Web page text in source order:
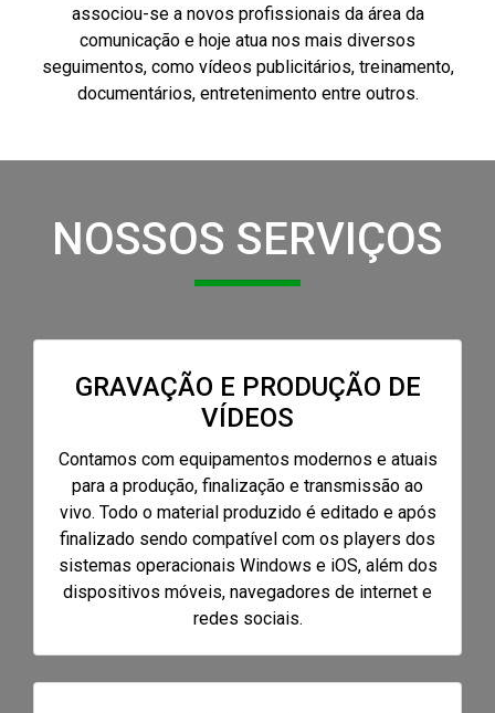
associou-se a novos profissionais da área da
comunicação e hoje atua nos mais diversos
seguimentos, como vídeos publicitários, treinamento,
documentários, entretenimento entre outros.
NOSSOS SERVIÇOS
GRAVAÇÃO E PRODUÇÃO DE
VÍDEOS
Contamos com equipamentos modernos e atuais
para a produção, finalização e transmissão ao
vivo. Todo o material produzido é editado e após
finalizado sendo compatível com os players dos
sistemas operacionais Windows e iOS, além dos
dispositivos móveis, navegadores de internet e
redes sociais.